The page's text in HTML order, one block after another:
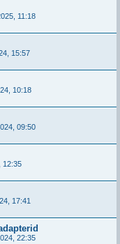
11:18
15:57
10:18
09:50
12:35
17:41
22:35